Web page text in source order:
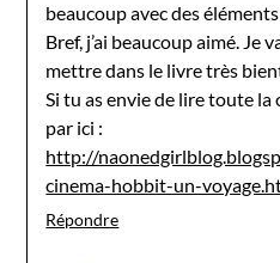
beaucoup avec des
Bref, j’ai beaucoup aimé. Je
mettre dans le livre très
Si tu as envie de lire toute la
par ici :
http://
cinema-hobbit-un-
Répondre